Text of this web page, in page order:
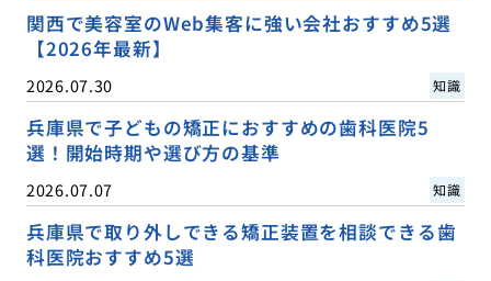
関西で美容室のWeb集客に強い会社おすすめ5選
【2026年最新】
2026.07.30 知識
兵庫県で子どもの矯正におすすめの歯科医院5
選！開始時期や選び方の基準
2026.07.07 知識
兵庫県で取り外しできる矯正装置を相談できる歯
科医院おすすめ5選